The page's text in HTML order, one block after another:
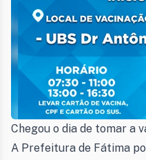
Chegou o dia de tomar a
A Prefeitura de Fátima